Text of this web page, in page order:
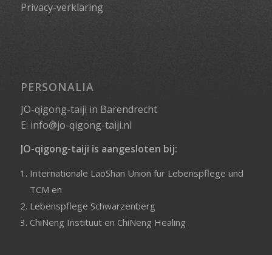
Privacy-verklaring
PERSONALIA
JO-qigong-taiji in Barendrecht
E: info@jo-qigong-taiji.nl
JO-qigong-taiji is aangesloten bij:
Internationale LaoShan Union für Lebenspflege und
TCM en
Lebenspflege Schwarzenberg
ChiNeng Instituuten ChiNeng Healing